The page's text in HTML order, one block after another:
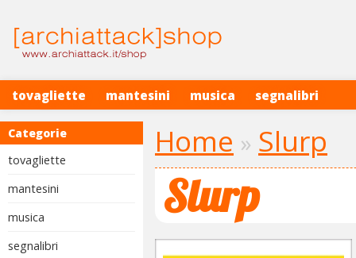
tovagliette mantesini musica segnalibri
Categorie
tovagliette
mantesini
musica
segnalibri
Home » Slurp
Slurp